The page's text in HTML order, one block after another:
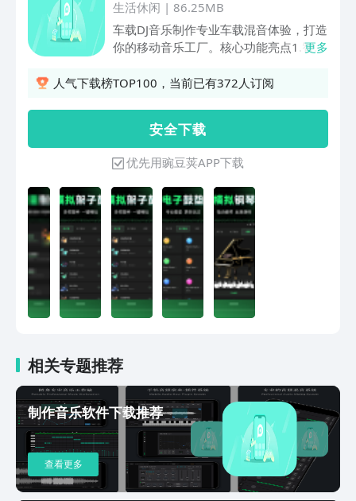
嘶、嗡嗡的声音或白噪音，让音频更清晰
（100个降噪级别，五种降噪算法远超大
厂降噪效果）【视频】视频取音频、视频
转音频、音频转视频、音视频合并、视频
消音、视频压缩、视频格式转换、视频取
伴奏、视频取人声、视频剪辑、视频转
GIF、擦除水印【左右耳音】戴上耳机听
音乐时，左右耳机播放不同歌曲【边听变
录】播放歌曲同时录制自己声音。可在音
频任意位置添加合成录音，Enjoy唱歌的
五线谱】MIDI显示为五线谱可保存为图
片，能播放不同乐器【升降调】升高或降
低音频音调【淡入淡出】音频开头、结尾
应用淡入淡出效果（五种算法）【歌曲封
面】为音频添加自定义封面图片等信息
【EQ均衡器】调节均衡器、高通和低通
滤波器。预设多种音效（舞曲/流行/蓝
调/人声/低音等）【插入音频】在音频任
割】将音频随意分割成多段分别保存【歌
词播放】显示歌词播放，方便歌词的编辑
调整【音视频压缩】任意调整压缩音视频
体积【文字转语音】文字转换为语音保存
【音频转文字】音频转换为文字保存，支
持近100种语言【音乐五线谱】音频文件
显示为五线谱【音量音速】音量音速调
整，支持局部调整【擦除水印】抹除视频
中水印后高清保存【音频转MIDI】音频
生活休闲 | 86.25MB
车载DJ音乐制作专业车载混音体验，打造
你的移动音乐工厂。​核心功能亮点1.​智能
级均衡器与动态滤波功能，可自由调节
Loop循环九宫格音效垫支持自定义采样
（如鼓点、环境音、人声片段），搭配
Loop循环功能，可实时叠加音轨，打造
层次丰富的车载音乐。​3.丰富的模拟乐器
集成多种虚拟乐器（电子合成器、架子
鼓、钢琴等）满足个性化创作需求。​4.专
业音频剪辑工具支持多段音频切割、淡入
淡出、降噪处理。
更多
人气下载榜TOP100，当前已有372人订阅
安 全 下 载
优先用豌豆荚APP下载
相关专题推荐
制作音乐软件下载推荐
查看更多